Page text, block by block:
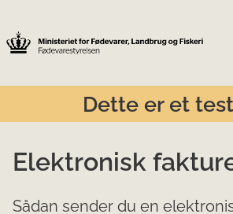
Dette er et
Elektronisk
Sådan sender du en